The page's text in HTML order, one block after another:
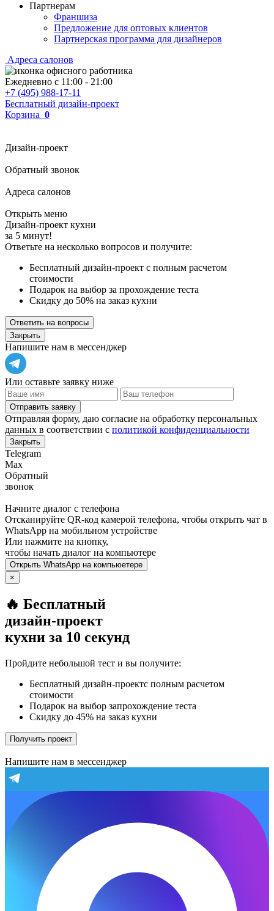
Партнерам
Франшиза
Предложение для оптовых клиентов
Партнерская программа для дизайнеров
Адреса салонов
Ежедневно с 11:00 - 21:00
+7 (495) 988-17-11
Бесплатный дизайн-проект
Корзина 0
Дизайн-проект
Обратный звонок
Адреса салонов
Открыть меню
Дизайн-проект кухни
за 5 минут!
Ответьте на несколько вопросов и получите:
Бесплатный дизайн-проект с полным расчетом
стоимости
Подарок на выбор за прохождение теста
Скидку до 50% на заказ кухни
Ответить на вопросы
Закрыть
Напишите нам в мессенджер
Или оставьте заявку ниже
Отправить заявку
Отправляя форму, даю согласие на обработку персональных
данных в соответствии с политикой конфиденциальности
Закрыть
Telegram
Max
Обратный
звонок
Начните диалог с телефона
Отсканируйте QR-код камерой телефона, чтобы открыть чат в
WhatsApp на мобильном устройстве
Или нажмите на кнопку,
чтобы начать диалог на компьютере
Открыть WhatsApp на компьюетере
×
🔥 Бесплатный
дизайн-проект
кухни за 10 секунд
Пройдите небольшой тест и вы получите:
Бесплатный дизайн-проектс полным расчетом
стоимости
Подарок на выбор запрохождение теста
Скидку до 45% на заказ кухни
Получить проект
Напишите нам в мессенджер